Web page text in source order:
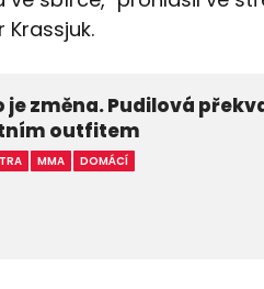
je změna. Pudilová
outfitem
MMA DOMÁCÍ